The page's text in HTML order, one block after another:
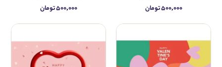
۵۰۰,۰۰۰ تومان ۵۰۰,۰۰۰ تومان